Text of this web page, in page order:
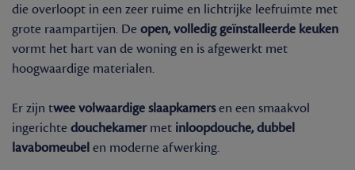
die overloopt in een zeer ruime en lichtrijke leefruimte met
grote raampartijen. Deopen, volledig geïnstalleerde keuken
vormt het hart van de woning en is afgewerkt met
hoogwaardige materialen.
Er zijn twee volwaardige slaapkamersen een smaakvol
ingerichtedouchekamermet inloopdouche, dubbel
lavabomeubelen moderne afwerking.